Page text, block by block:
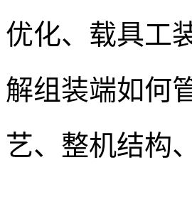
优化、载具工
解组装端如何
艺、整机结构